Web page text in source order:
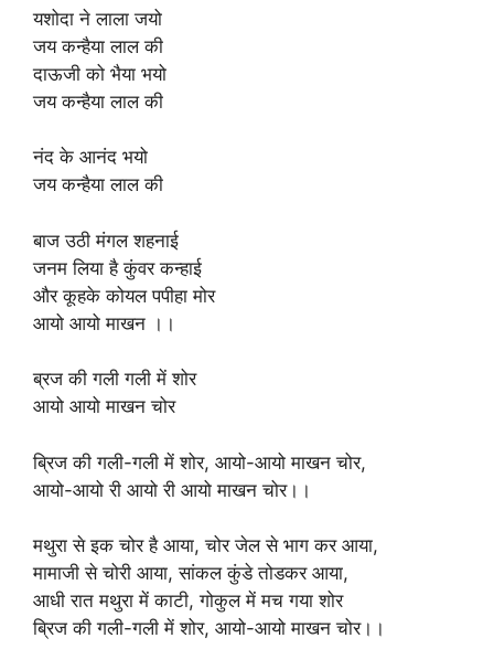
यशोदा ने लाला जयो
जय कन्हैया लाल की
दाऊजी को भैया भयो
जय कन्हैया लाल की
नंद के आनंद भयो
जय कन्हैया लाल की
बाज उठी मंगल शहनाई
जनम लिया है कुंवर कन्हाई
और कूहके कोयल पपीहा मोर
आयो आयो माखन ।।
ब्रज की गली गली में शोर
आयो आयो माखन चोर
ब्रिज की गली-गली में शोर, आयो-आयो माखन चोर,
आयो-आयो री आयो री आयो माखन चोर।।
मथुरा से इक चोर है आया, चोर जेल से भाग कर आया,
मामाजी से चोरी आया, सांकल कुंडे तोडकर आया,
आधी रात मथुरा में काटी, गोकुल में मच गया शोर
ब्रिज की गली-गली में शोर, आयो-आयो माखन चोर।।